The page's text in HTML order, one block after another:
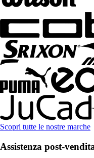
Scopri tutte le nostre marche
Assistenza post-